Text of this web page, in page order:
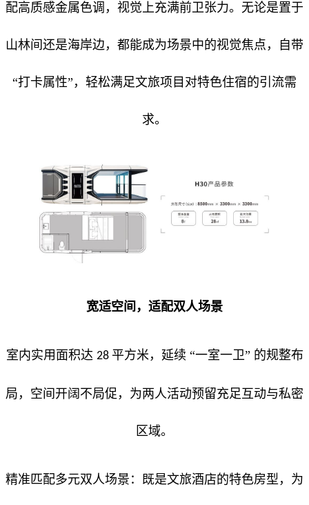
配高质感金属色调，视觉上充满前卫张力。无论是置于
山林间还是海岸边，都能成为场景中的视觉焦点，自带
“打卡属性”，轻松满足文旅项目对特色住宿的引流需
求。
宽适空间，适配双人场景
室内实用面积达 28 平方米，延续 “一室一卫” 的规整布
局，空间开阔不局促，为两人活动预留充足互动与私密
区域。
精准匹配多元双人场景：既是文旅酒店的特色房型，为